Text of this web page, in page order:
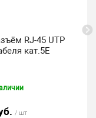
RJ-45 UTP
кат.5Е
/ шт